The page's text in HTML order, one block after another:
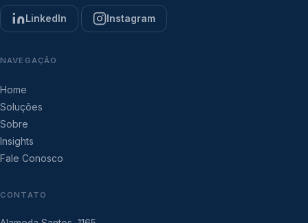
LinkedIn Instagram
NAVEGAÇÃO
Home
Soluções
Sobre
Insights
Fale Conosco
CONTATO